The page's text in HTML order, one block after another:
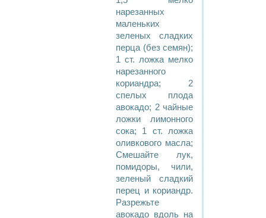
нарезанных
маленьких
зеленых сладких
перца (без семян);
1 ст. ложка мелко
нарезанного
кориандра; 2
спелых плода
авокадо; 2 чайные
ложки лимонного
сока; 1 ст. ложка
оливкового масла;
Смешайте лук,
помидоры, чили,
зеленый сладкий
перец и кориандр.
Разрежьте
авокадо вдоль на